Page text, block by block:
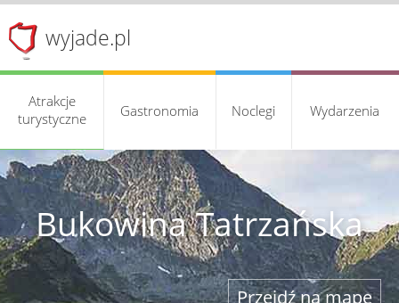
wyjade.pl
Atrakcje
turystyczne
Gastronomia Noclegi Wydarzenia
Bukowina Tatrzańska
Przejdź na mapę